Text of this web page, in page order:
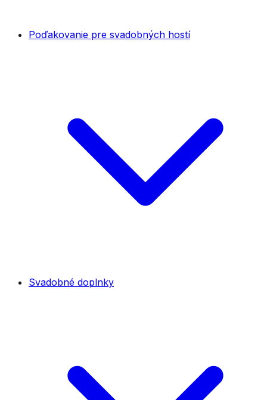
Poďakovanie pre svadobných hostí
Svadobné doplnky